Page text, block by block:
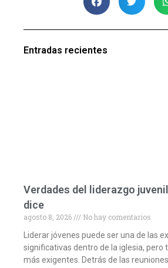
Entradas recientes
Verdades del liderazgo
dice
agosto 8, 2026
No hay comentarios
Liderar jóvenes puede ser una de las
significativas dentro de la iglesia, pero
más exigentes. Detrás de las